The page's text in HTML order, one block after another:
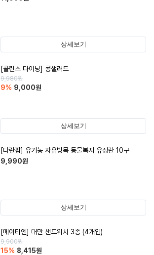
상세보기
[콜린스 다이닝] 콩샐러드
9,980원
9% 9,000원
상세보기
[다란팜] 유기농 자유방목 동물복지 유정란 10구
9,990원
상세보기
[메이티엔] 대만 샌드위치 3종 (4개입)
9,900원
15% 8,415원